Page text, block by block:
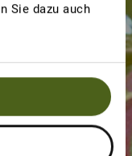
Sie dazu auch